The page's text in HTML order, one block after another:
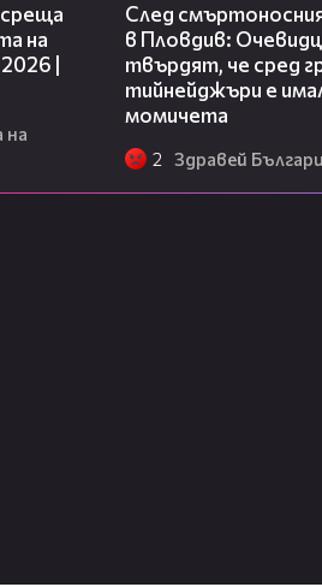
на
|
на
След
в Пловдив:
твърдят, че сред
тийнейджъри е
момичета
2 Здравей